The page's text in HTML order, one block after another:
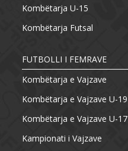
Kombëtarja U-15
Kombëtarja Futsal
FUTBOLLI I FEMRAVE
Kombëtarja e Vajzave
Kombëtarja e Vajzave U-19
Kombëtarja e Vajzave U-17
Kampionati i Vajzave